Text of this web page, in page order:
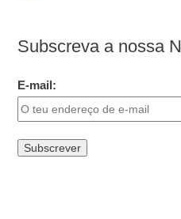
Subscreva a nossa
E-mail: